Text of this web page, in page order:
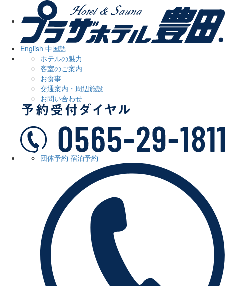
English 中国語
ホテルの魅力
客室のご案内
お食事
交通案内・周辺施設
お問い合わせ
団体予約 宿泊予約